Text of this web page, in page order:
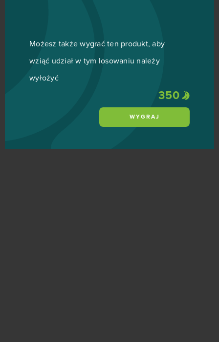
Możesz także wygrać ten produkt, aby
wziąć udział w tym losowaniu należy
wyłożyć
350
WYGRAJ